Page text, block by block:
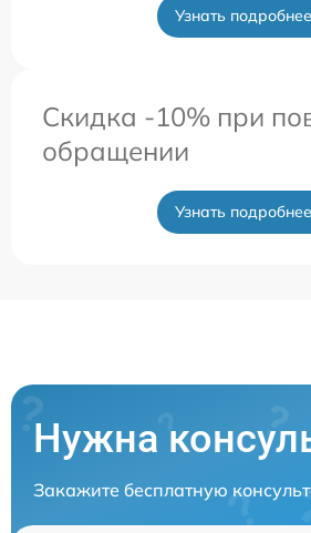
Узнать подробнее
Скидка -10% при
обращении
Узнать подробнее
Нужна
Закажите бесплатную